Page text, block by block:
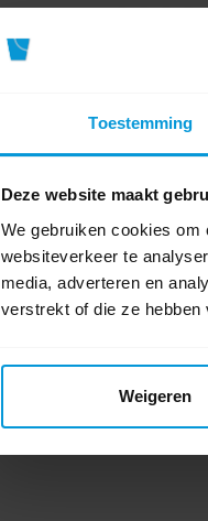
Toestemming
Deze website maakt
We gebruiken cookies om
websiteverkeer te
media, adverteren en
verstrekt of die ze
Weigeren
Direct
Ophalen
Exclusief btw.